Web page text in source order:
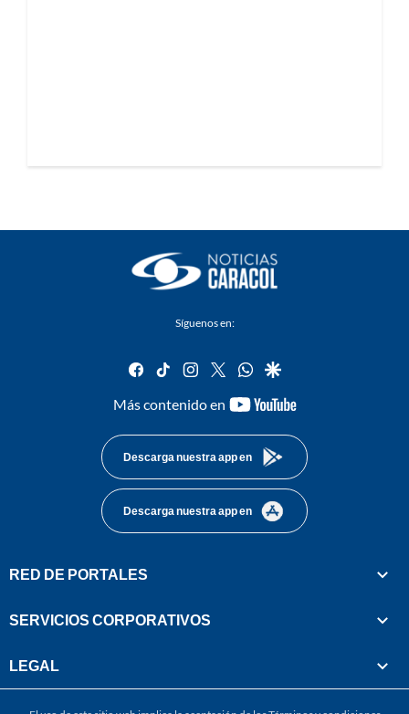
Síguenos en:
facebook
tiktok instagram
twitterwhatsapp
google
Más contenido en
youtube-
Descarga nuestra app en
Descarga nuestra app en
RED DE PORTALES
SERVICIOS CORPORATIVOS
LEGAL